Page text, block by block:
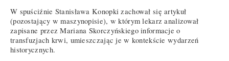
W spuściźnie Stanisława Konopki zachował się artykuł
(pozostający w maszynopisie), w którym lekarz analizował
zapisane przez Mariana Skorczyńskiego informacje o
transfuzjach krwi, umieszczając je w kontekście wydarzeń
historycznych.